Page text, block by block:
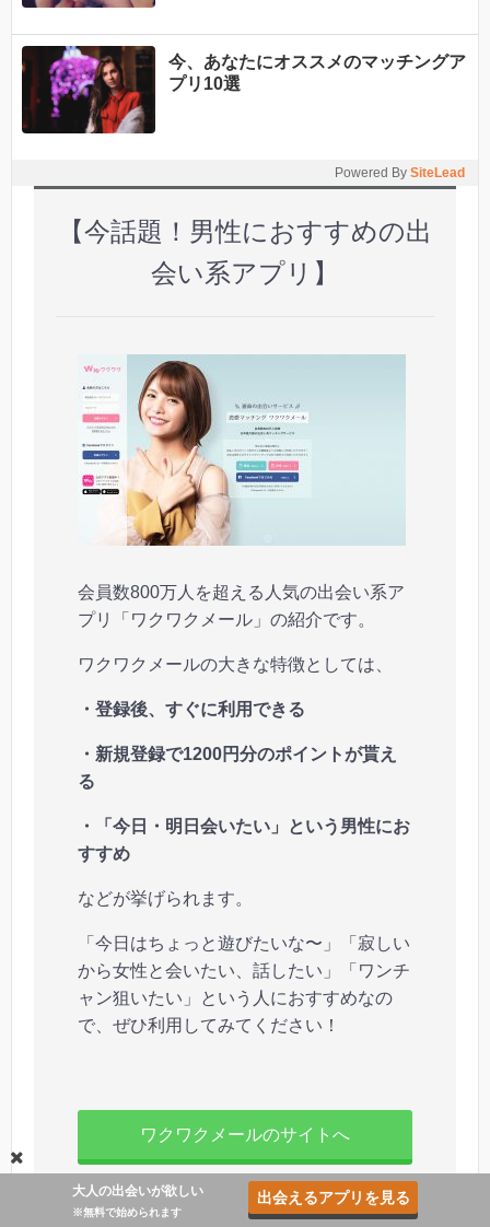
今、あなたにオススメのマッチングア
プリ10選
Powered By SiteLead
【今話題！男性におすすめの出
会い系アプリ】
会員数800万人を超える人気の出会い系ア
プリ「ワクワクメール」の紹介です。
ワクワクメールの大きな特徴としては、
・登録後、すぐに利用できる
・新規登録で1200円分のポイントが貰え
る
・「今日・明日会いたい」という男性にお
すすめ
などが挙げられます。
「今日はちょっと遊びたいな〜」「寂しい
から女性と会いたい、話したい」「ワンチ
ャン狙いたい」という人におすすめなの
で、ぜひ利用してみてください！
ワクワクメールのサイトへ
大人の出会いが欲しい
※無料で始められます
出会えるアプリを見る